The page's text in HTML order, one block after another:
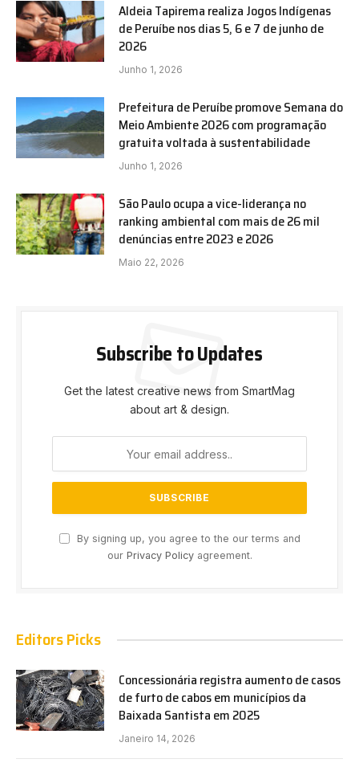
Aldeia Tapirema realiza Jogos Indígenas
de Peruíbe nos dias 5, 6 e 7 de junho de
2026
Junho 1, 2026
Prefeitura de Peruíbe promove Semana do
Meio Ambiente 2026 com programação
gratuita voltada à sustentabilidade
Junho 1, 2026
São Paulo ocupa a vice-liderança no
ranking ambiental com mais de 26 mil
denúncias entre 2023 e 2026
Maio 22, 2026
Subscribe to Updates
Get the latest creative news from SmartMag
about art & design.
By signing up, you agree to the our terms and
our Privacy Policyagreement.
Editors Picks
Concessionária registra aumento de casos
de furto de cabos em municípios da
Baixada Santista em 2025
Janeiro 14, 2026